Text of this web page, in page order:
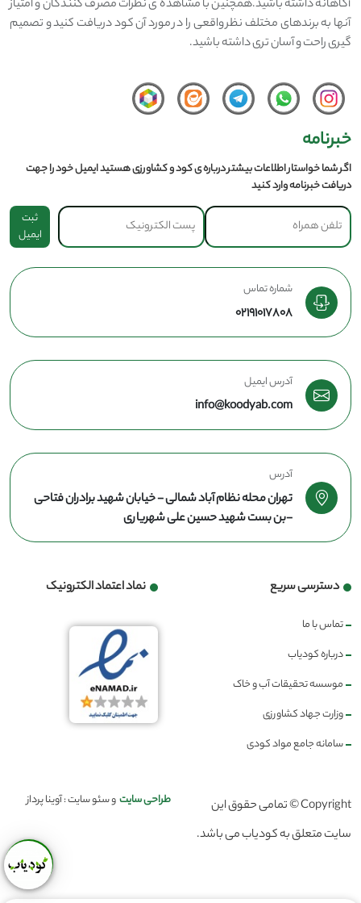
آگاهانه داشته باشید.همچنین با مشاهده ی نظرات مصرف کنندگان و امتیاز
آنها به برندهای مختلف نظر واقعی را در مورد آن کود دریافت کنید و تصمیم
گیری راحت و آسان تری داشته باشید.
خبرنامه
اگر شما خواستار اطلاعات بیشتر درباره ی کود و کشاورزی هستید ایمیل خود را جهت
دریافت خبرنامه وارد کنید
ثبت
ایمیل
شماره تماس
02191017808
آدرس ایمیل
info@koodyab.com
آدرس
تهران محله نظام آباد شمالی - خیابان شهید برادران فتاحی
-بن بست شهید حسین علی شهریاری
دسترسی سریع
تماس با ما
درباره کودیاب
موسسه تحقیقات آب و خاک
وزارت جهاد کشاورزی
سامانه جامع مواد کودی
نماد اعتماد الکترونیک
Copyright © تمامی حقوق این
سایت متعلق به کودیاب می باشد.
طراحی سایتو سئو سایت : آوینا پرداز